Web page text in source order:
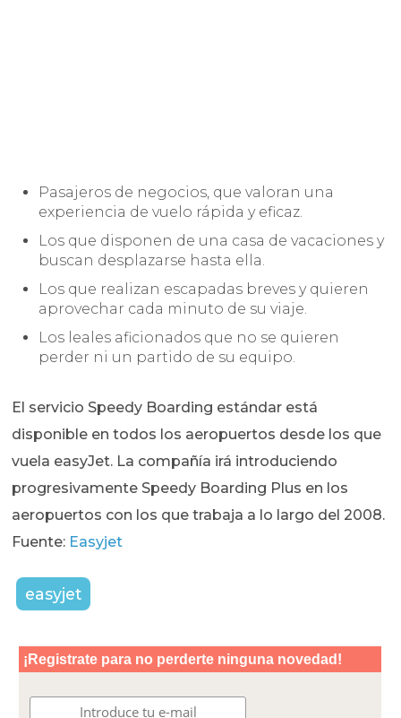
Pasajeros de negocios, que valoran una
experiencia de vuelo rápida y eficaz.
Los que disponen de una casa de vacaciones y
buscan desplazarse hasta ella.
Los que realizan escapadas breves y quieren
aprovechar cada minuto de su viaje.
Los leales aficionados que no se quieren
perder ni un partido de su equipo.
El servicio Speedy Boarding estándar está
disponible en todos los aeropuertos desde los que
vuela easyJet. La compañía irá introduciendo
progresivamente Speedy Boarding Plus en los
aeropuertos con los que trabaja a lo largo del 2008.
Fuente: Easyjet
easyjet